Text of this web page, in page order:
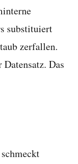
substituiert
zerfallen.
Das